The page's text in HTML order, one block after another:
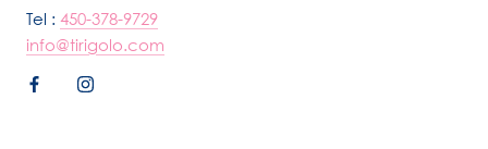
Tel : 450-378-9729
info@tirigolo.com